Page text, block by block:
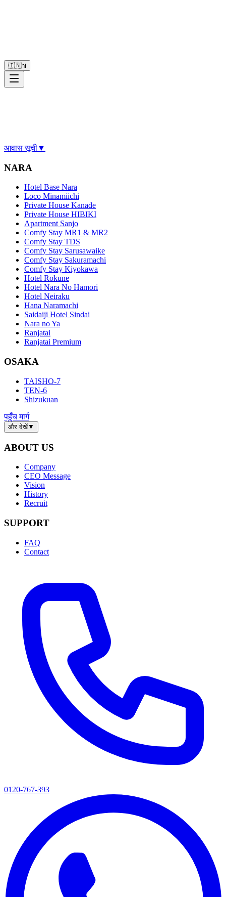
🇮🇳hi
आवास सूची▼
NARA
Hotel Base Nara
Loco Minamiichi
Private House Kanade
Private House HIBIKI
Apartment Sanjo
Comfy Stay MR1 & MR2
Comfy Stay TDS
Comfy Stay Sarusawaike
Comfy Stay Sakuramachi
Comfy Stay Kiyokawa
Hotel Rokune
Hotel Nara No Hamori
Hotel Neiraku
Hana Naramachi
Saidaiji Hotel Sindai
Nara no Ya
Ranjatai
Ranjatai Premium
OSAKA
TAISHO-7
TEN-6
Shizukuan
पहुँच मार्ग
और देखें▼
ABOUT US
Company
CEO Message
Vision
History
Recruit
SUPPORT
FAQ
Contact
0120-767-393